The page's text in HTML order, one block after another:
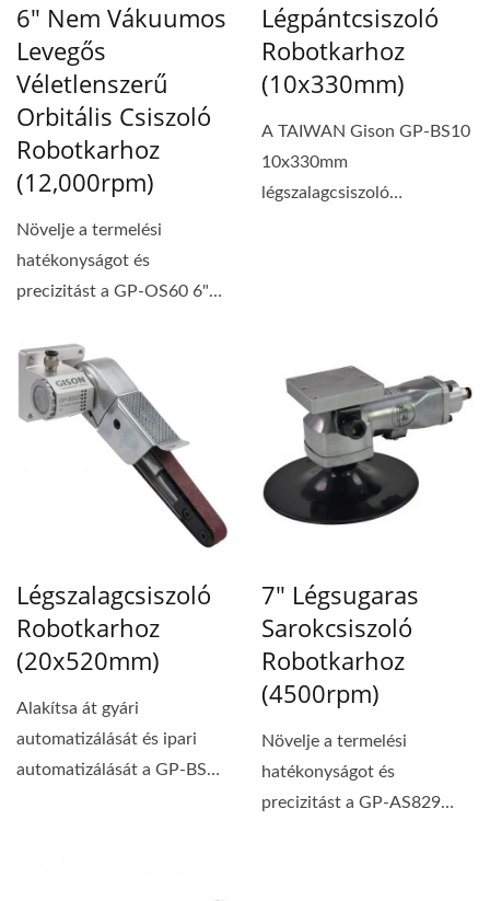
6" Nem Vákuumos
Levegős
Véletlenszerű
Orbitális Csiszoló
Robotkarhoz
(12,000rpm)
Növelje a termelési
hatékonyságot és
precizitást a GP-OS60 6"
Véletlenszerű...
Légpántcsiszoló
Robotkarhoz
(10x330mm)
A TAIWAN Gison GP-BS10
10x330mm
légszalagcsiszoló
Légszalagcsiszoló
Robotkarhoz
(20x520mm)
Alakítsa át gyári
automatizálását és ipari
automatizálását a GP-BS20
7" Légsugaras
Sarokcsiszoló
Robotkarhoz
(4500rpm)
Növelje a termelési
hatékonyságot és
precizitást a GP-AS829